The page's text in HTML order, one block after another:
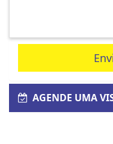
AGENDE UMA